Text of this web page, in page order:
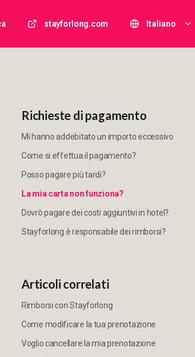
stayforlong.com Italiano
Richieste di pagamento
Mi hanno addebitato un importo eccessivo
Come si effettua il pagamento?
Posso pagare più tardi?
La mia carta non funziona?
Dovrò pagare dei costi aggiuntivi in hotel?
Stayforlong è responsabile dei rimborsi?
Articoli correlati
Rimborsi con Stayforlong
Come modificare la tua prenotazione
Voglio cancellare la mia prenotazione